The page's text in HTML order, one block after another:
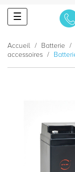
Basculer
la
☰
Accueil Batterie
accessoires